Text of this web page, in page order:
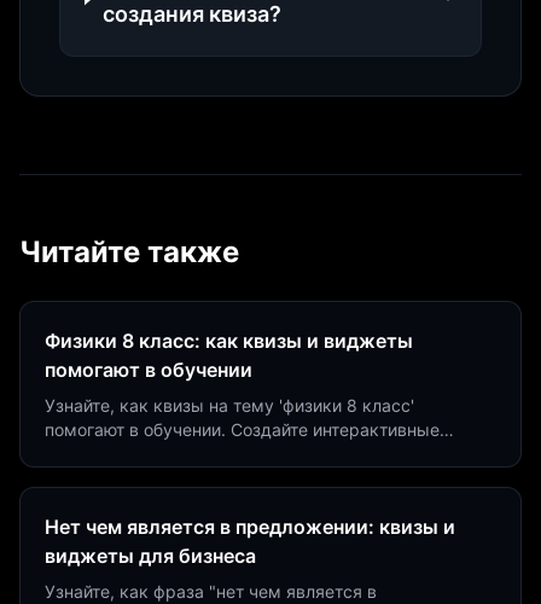
создания квиза?
Читайте также
Физики 8 класс: как квизы и виджеты
помогают в обучении
Узнайте, как квизы на тему 'физики 8 класс'
помогают в обучении. Создайте интерактивные
Нет чем является в предложении: квизы и
виджеты для бизнеса
Узнайте, как фраза "нет чем является в